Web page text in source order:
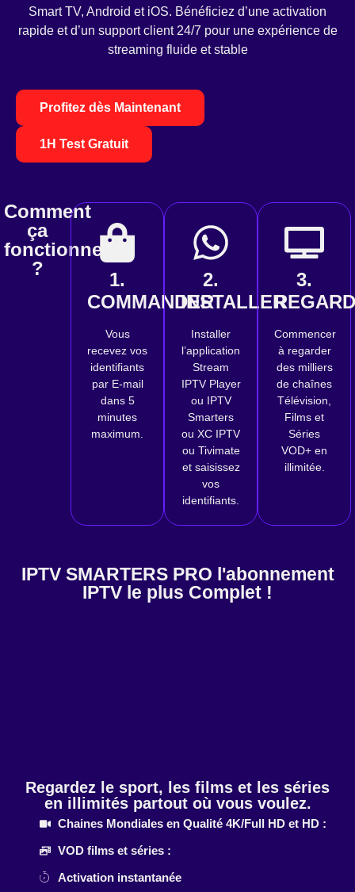
Smart TV, Android et iOS. Bénéficiez d’une activation
rapide et d’un support client 24/7 pour une expérience de
streaming fluide et stable
Profitez dès Maintenant
1H Test Gratuit
Comment
ça
fonctionne
?
1.
COMMANDER
Vous
recevez vos
identifiants
par E-mail
dans 5
minutes
maximum.
2.
INSTALLER
Installer
l’application
Stream
IPTV Player
ou IPTV
Smarters
ou XC IPTV
ou Tivimate
et saisissez
vos
identifiants.
3.
Commencer
à regarder
des milliers
de chaînes
Télévision,
Films et
Séries
VOD+ en
illimitée.
IPTV SMARTERS PRO l'abonnement
IPTV le plus Complet !
Regardez le sport, les films et les séries
en illimités partout où vous voulez.
Chaines Mondiales en Qualité 4K/Full HD et HD :
VOD films et séries :
Activation instantanée